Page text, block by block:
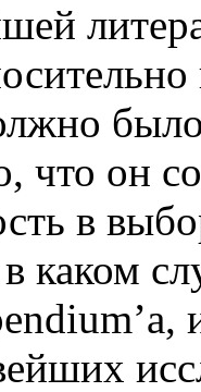
что он
в
каком